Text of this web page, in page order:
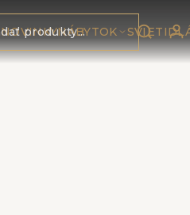
NOVINKYNÁBYTOK